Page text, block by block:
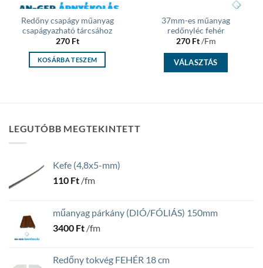
Redőny csapágy műanyag
csapágyazható tárcsához
270 Ft
KOSÁRBA TESZEM
37mm-es műanyag
redőnyléc fehér
270 Ft/Fm
VÁLASZTÁS
LEGUTÓBB MEGTEKINTETT
Kefe (4,8x5-mm)
110 Ft /fm
műanyag párkány (DIÓ/FÓLIÁS) 150mm
3400 Ft /fm
Redőny tokvég FEHÉR 18 cm